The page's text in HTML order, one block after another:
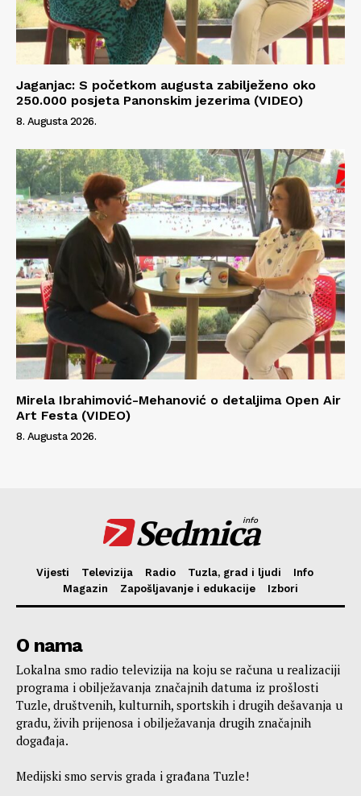
Jaganjac: S početkom augusta zabilježeno oko
250.000 posjeta Panonskim jezerima (VIDEO)
8. Augusta 2026.
Mirela Ibrahimović-Mehanović o detaljima Open Air
Art Festa (VIDEO)
8. Augusta 2026.
Sedmica
info
Vijesti Televizija Radio Tuzla, grad i ljudi
Info
Magazin
Zapošljavanje i edukacije Izbori
O nama
Lokalna smo radio televizija na koju se računa u realizaciji
programa i obilježavanja značajnih datuma iz prošlosti
Tuzle, društvenih, kulturnih, sportskih i drugih dešavanja u
gradu, živih prijenosa i obilježavanja drugih značajnih
događaja.
Medijski smo servis grada i građana Tuzle!